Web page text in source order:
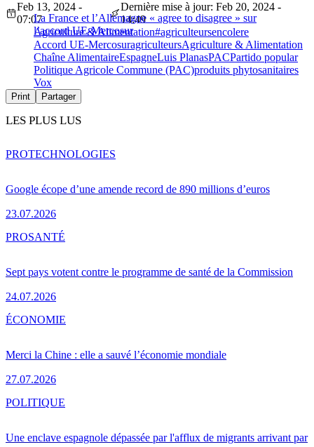
La France et l’Allemagne « agree to disagree » sur
l’accord UE-Mercosur
Feb 13, 2024 -
07:07
Dernière mise à jour: Feb 20, 2024 -
14:49
Agriculture & Alimentation#agriculteursencolere
Accord UE-MercosuragriculteursAgriculture & Alimentation
Chaîne AlimentaireEspagneLuis PlanasPACPartido popular
Politique Agricole Commune (PAC)produits phytosanitaires
Vox
Print Partager
LES PLUS LUS
Google écope d’une amende record de 890 millions d’euros
23.07.2026
PROTECHNOLOGIES
Sept pays votent contre le programme de santé de la Commission
24.07.2026
PROSANTÉ
Merci la Chine : elle a sauvé l’économie mondiale
27.07.2026
ÉCONOMIE
Une enclave espagnole dépassée par l'afflux de migrants arrivant par
POLITIQUE